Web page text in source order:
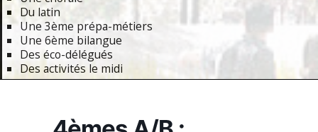
Du latin
Une 3ème prépa-métiers
Une 6ème bilangue
Des éco-délégués
Des activités le midi